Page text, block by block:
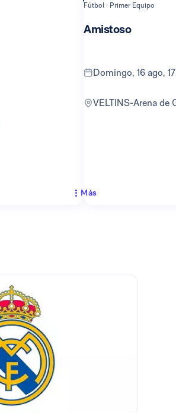
Fútbol · Primer Equipo
Amistoso
domingo, 16 ago,
VELTINS-Arena
Más